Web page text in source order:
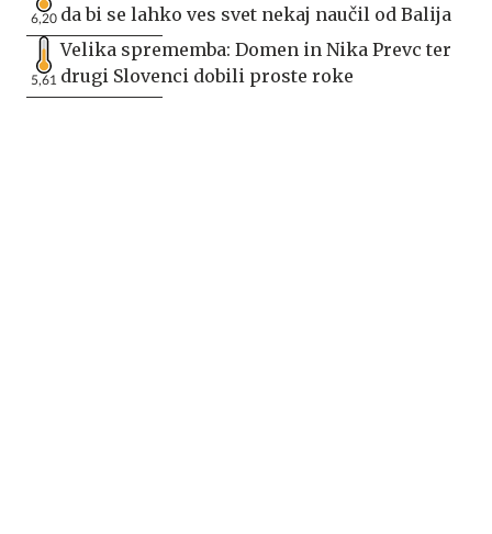
6,20 da bi se lahko ves svet nekaj naučil od Balija
5,61
Velika sprememba: Domen in Nika Prevc ter
drugi Slovenci dobili proste roke